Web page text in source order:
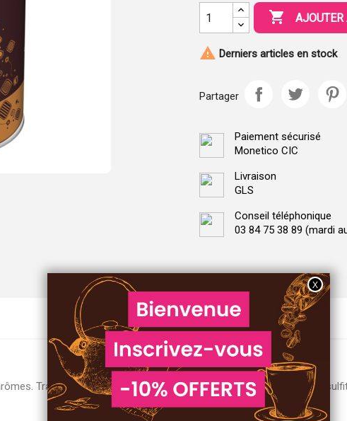

 Derniers articles en stock
Partager
Paiement sécurisé
Monetico CIC
Livraison
GLS
Conseil téléphonique
03 84 75 38 89 (mardi
Traces éventuelles de soja, œufs, LAIT, fruits à coques, céleri,